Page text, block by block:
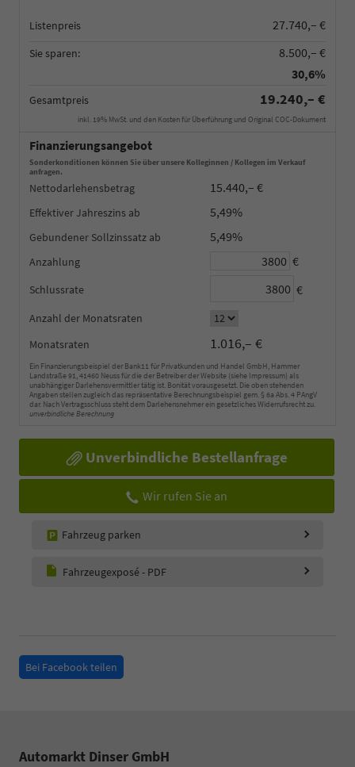
Listenpreis 27.740,– €
Sie sparen:
8.500,– €
30,6%
Gesamtpreis 19.240,– €
inkl. 19% MwSt. und den Kosten für Überführung und Original COC-Dokument
Finanzierungsangebot
Sonderkonditionen können Sie über unsere Kolleginnen / Kollegen im Verkauf
anfragen.
Nettodarlehensbetrag 15.440,– €
Effektiver Jahreszins 5,49%
Gebundener Sollzinssatz 5,49%
Anzahlung €
Schlussrate €
Anzahl der Monatsraten
Monatsraten
1.016,– €
Ein Finanzierungsbeispiel der Bank11 für Privatkunden und Handel GmbH, Hammer
Landstraße 91, 41460 Neuss für die der Betreiber der Website (siehe Impressum) als
unabhängiger Darlehensvermittler tätig ist. Bonität vorausgesetzt. Die oben stehenden
Angaben stellen zugleich das repräsentative Berechnungsbeispiel gem. § 6a Abs. 4 PAngV
dar. Nach Vertragsschluss steht dem Darlehensnehmer ein gesetzliches Widerrufsrecht zu.
unverbindliche Berechnung
Unverbindliche Bestellanfrage
Wir rufen Sie an
Fahrzeug parken
Fahrzeugexposé - PDF
Bei Facebook teilen
Automarkt Dinser GmbH